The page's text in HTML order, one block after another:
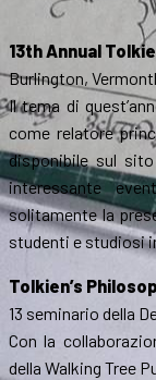
13th Annual
Burlington,
Il tema di
come relatore
disponibile sul sito
interessante
solitamente la
studenti e studiosi
Tolkien’s
13 seminario della
Con la
della Walking Tree